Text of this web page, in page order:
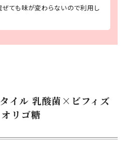
ても味が変わらないので利用し
イル 乳酸菌×ビフィズ
リゴ糖